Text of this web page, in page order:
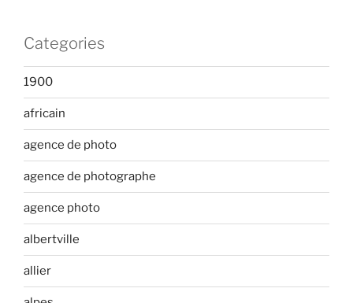
Categories
1900
africain
agence de photo
agence de photographe
agence photo
albertville
allier